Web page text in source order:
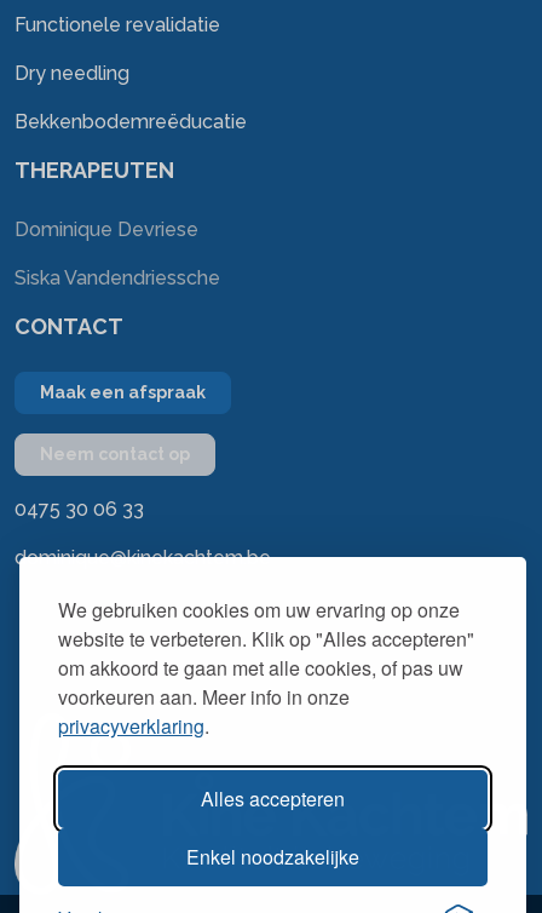
We gebruiken cookies om uw ervaring op onze
website te verbeteren. Klik op "Alles accepteren"
om akkoord te gaan met alle cookies, of pas uw
voorkeuren aan. Meer info in onze
privacyverklaring.
Alles accepteren
Enkel noodzakelijke
Functionele revalidatie
Dry needling
Bekkenbodemreëducatie
THERAPEUTEN
Dominique Devriese
Siska Vandendriessche
CONTACT
Maak een afspraak
Neem contact op
0475 30 06 33
dominique@kinekachtem.be